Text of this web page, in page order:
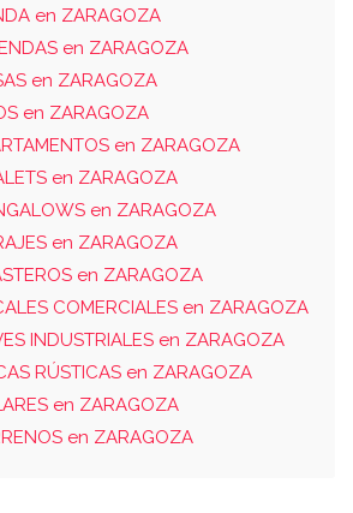
en ZARAGOZA
en ZARAGOZA
en ZARAGOZA
en ZARAGOZA
en ZARAGOZA
en ZARAGOZA
en ZARAGOZA
en ZARAGOZA
en ZARAGOZA
COMERCIALES en ZARAGOZA
INDUSTRIALES en ZARAGOZA
RÚSTICAS en ZARAGOZA
en ZARAGOZA
en ZARAGOZA